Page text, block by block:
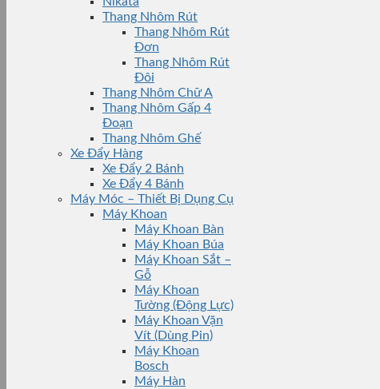
Thang Nhôm Rút
Thang Nhôm Rút
Đơn
Thang Nhôm Rút
Đôi
Thang Nhôm Chữ A
Thang Nhôm Gấp 4
Đoạn
Thang Nhôm Ghế
Xe Đẩy Hàng
Xe Đẩy 2 Bánh
Xe Đẩy 4 Bánh
Máy Móc – Thiết Bị Dụng Cụ
Máy Khoan
Máy Khoan Bàn
Máy Khoan Búa
Máy Khoan Sắt –
Gỗ
Máy Khoan
Tường (Động Lực)
Máy Khoan Vặn
Vít (Dùng Pin)
Máy Khoan
Bosch
Máy Hàn